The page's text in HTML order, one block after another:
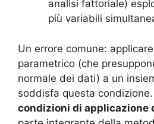
analisi fattoriale)
più variabili
Un errore comune:
parametrico (che
normale dei dati) a un
soddisfa questa condizione.
condizioni di applicazione